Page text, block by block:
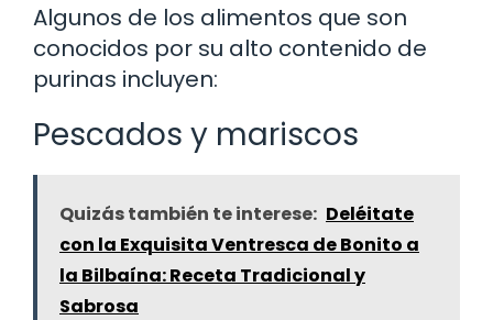
Algunos de los alimentos que son
conocidos por su alto contenido de
purinas incluyen:
Pescados y mariscos
Quizás también te interese: Deléitate
con la Exquisita Ventresca de Bonito a
la Bilbaína: Receta Tradicional y
Sabrosa